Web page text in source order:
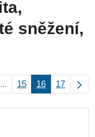
sněžení,
... 15 16 17